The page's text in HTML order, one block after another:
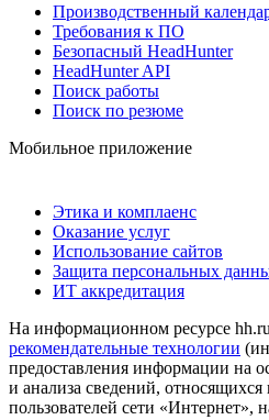
Производственный
Требования к ПО
Безопасный HeadHunter
HeadHunter API
Поиск работы
Поиск по резюме
Мобильное приложение
Этика и комплаенс
Оказание услуг
Использование сайтов
Защита персональных
ИТ аккредитация
На информационном ресурсе hh.ru
рекомендательные технологии
предоставления информации на
и анализа сведений,
пользователей сети «Интернет»,